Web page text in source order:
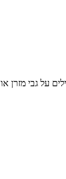
על גבי מזרן